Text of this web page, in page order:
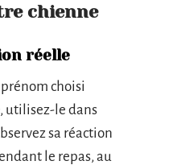
chienne
réelle
choisi
utilisez-le dans
sa réaction
le repas, au